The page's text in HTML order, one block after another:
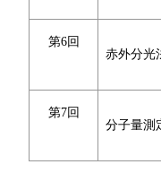
第6回
赤外分光
第7回
分子量測